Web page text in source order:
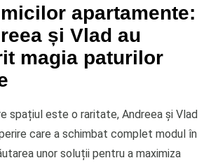
apartamente:
și Vlad au
magia paturilor
spațiul este o raritate, Andreea și Vlad
care a schimbat complet modul în
unor soluții pentru a maximiza